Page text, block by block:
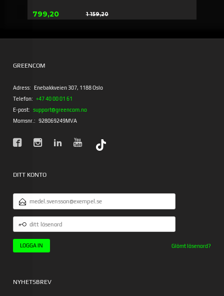
Erbjudande
799,20 1 159,20
Rabatt
GREENCOM
Adress: Enebakkveien 307, 1188 Oslo
Telefon: +47 40 00 01 61
E-post: support@greencom.no
Momsnr.: 928069249MVA
DITT KONTO
POSTADRESS
DITT
LÖSENORD
Glömt lösenord?
NYHETSBREV